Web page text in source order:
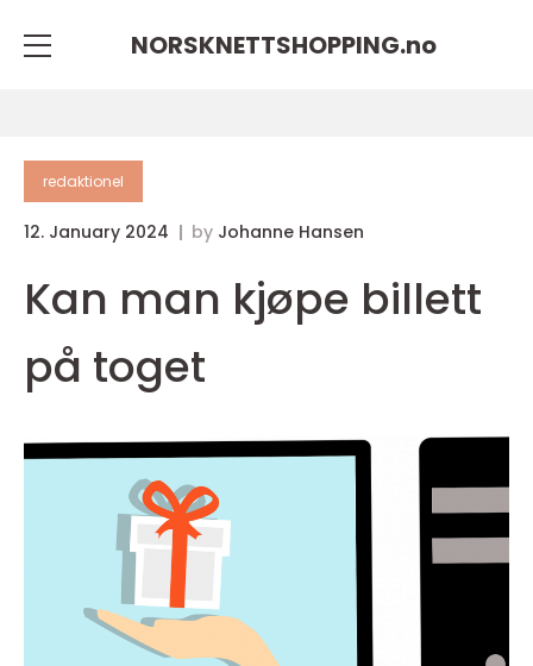
NORSKNETTSHOPPING.no
redaktionel
12. January 2024 by Johanne Hansen
Kan man kjøpe billett
på toget